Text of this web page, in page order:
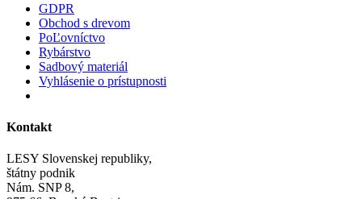
GDPR
Obchod s drevom
PoĽovníctvo
Rybárstvo
Sadbový materiál
Vyhlásenie o prístupnosti
Kontakt
LESY Slovenskej republiky,
štátny podnik
Nám. SNP 8,